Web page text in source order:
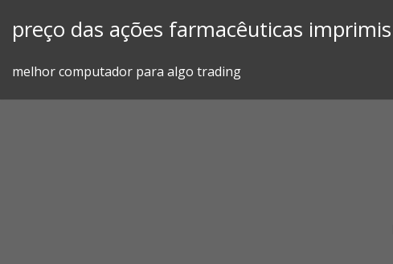
preço das ações farmacêuticas imprimis
melhor computador para algo trading